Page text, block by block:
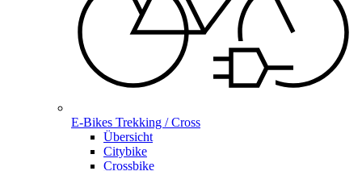
E-Bikes Trekking / Cross
Übersicht
Citybike
Crossbike